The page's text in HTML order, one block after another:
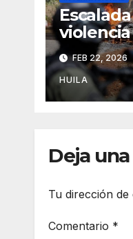
luego
del
este
FEB 22, 2026
HUILA
Deja
Tu dirección
Comentario *